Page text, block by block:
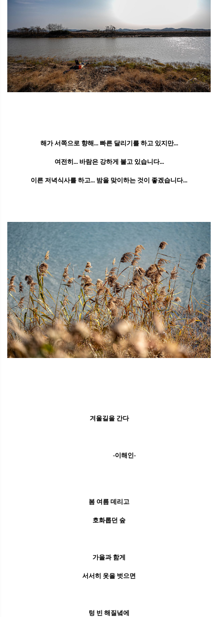
해가 서쪽으로 향해... 빠른 달리기를 하고 있지만...
여전히... 바람은 강하게 불고 있습니다...
이른 저녁식사를 하고... 밤을 맞이하는 것이 좋겠습니다...
겨울길을 간다
-이해인-
봄 여름 데리고
호화롭던 숲
가을과 함게
서서히 옷을 벗으면
텅 빈 해질녘에